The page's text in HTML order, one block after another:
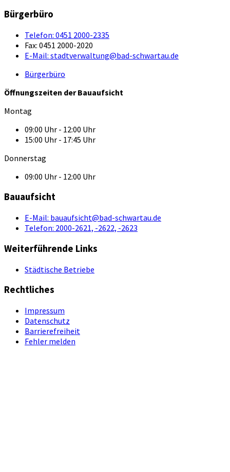
Bürgerbüro
Telefon: 0451 2000-2335
Fax: 0451 2000-2020
E-Mail: stadtverwaltung@bad-schwartau.de
Bürgerbüro
Öffnungszeiten der Bauaufsicht
Montag
09:00 Uhr - 12:00 Uhr
15:00 Uhr - 17:45 Uhr
Donnerstag
09:00 Uhr - 12:00 Uhr
Bauaufsicht
E-Mail: bauaufsicht@bad-schwartau.de
Telefon: 2000-2621, -2622, -2623
Weiterführende Links
Städtische Betriebe
Rechtliches
Impressum
Datenschutz
Barrierefreiheit
Fehler melden